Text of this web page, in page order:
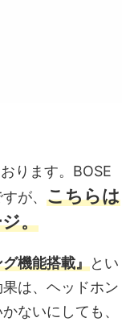
ります。BOSE
が、 こちらは
。
機能搭載』とい
は、ヘッドホン
ないにしても、